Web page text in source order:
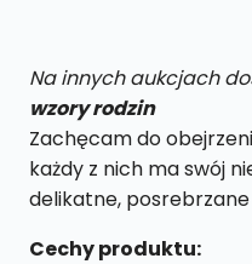
Na innych aukcjach
wzory rodzin
Zachęcam do
każdy z nich ma swój
delikatne, posrebrzane
Cechy produktu: